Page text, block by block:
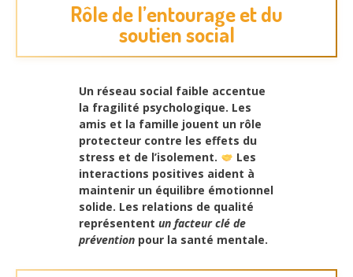
Rôle de l’entourage et du
soutien social
Un réseau social faible accentue
la fragilité psychologique. Les
amis et la famille jouent un rôle
protecteur contre les effets du
stress et de l’isolement.
Les
interactions positives aident à
maintenir un équilibre émotionnel
solide. Les relations de qualité
représentent un facteur clé de
prévention pour la santé mentale.